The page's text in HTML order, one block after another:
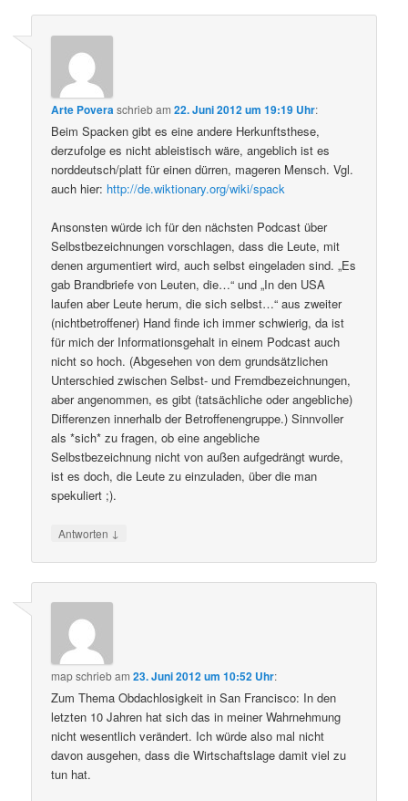
Arte Poveraschriebam22. Juni 2012 um 19:19 Uhr:
Beim Spacken gibt es eine andere Herkunftsthese,
derzufolge es nicht ableistisch wäre, angeblich ist es
norddeutsch/platt für einen dürren, mageren Mensch. Vgl.
auch hier: http://de.wiktionary.org/wiki/spack
Ansonsten würde ich für den nächsten Podcast über
Selbstbezeichnungen vorschlagen, dass die Leute, mit
denen argumentiert wird, auch selbst eingeladen sind. „Es
gab Brandbriefe von Leuten, die…“ und „In den USA
laufen aber Leute herum, die sich selbst…“ aus zweiter
(nichtbetroffener) Hand finde ich immer schwierig, da ist
für mich der Informationsgehalt in einem Podcast auch
nicht so hoch. (Abgesehen von dem grundsätzlichen
Unterschied zwischen Selbst- und Fremdbezeichnungen,
aber angenommen, es gibt (tatsächliche oder angebliche)
Differenzen innerhalb der Betroffenengruppe.) Sinnvoller
als *sich* zu fragen, ob eine angebliche
Selbstbezeichnung nicht von außen aufgedrängt wurde,
ist es doch, die Leute zu einzuladen, über die man
spekuliert ;).
Antworten ↓
mapschriebam23. Juni 2012 um 10:52 Uhr:
Zum Thema Obdachlosigkeit in San Francisco: In den
letzten 10 Jahren hat sich das in meiner Wahrnehmung
nicht wesentlich verändert. Ich würde also mal nicht
davon ausgehen, dass die Wirtschaftslage damit viel zu
tun hat.